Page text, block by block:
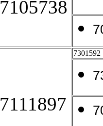
7105738
7111897
7301592